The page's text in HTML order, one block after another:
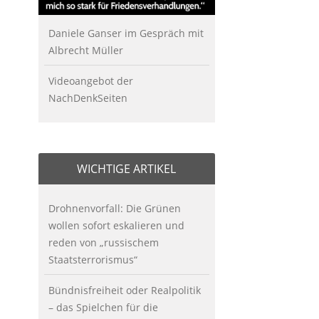
Daniele Ganser im Gespräch mit
Albrecht Müller
Videoangebot der
NachDenkSeiten
WICHTIGE ARTIKEL
Drohnenvorfall: Die Grünen
wollen sofort eskalieren und
reden von „russischem
Staatsterrorismus“
Bündnisfreiheit oder Realpolitik
– das Spielchen für die